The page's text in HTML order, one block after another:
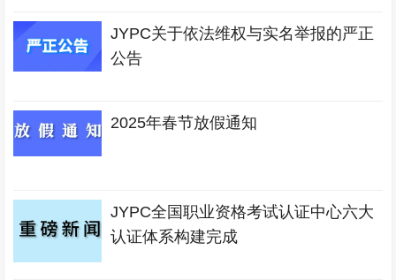
JYPC关于依法维权与实名举报的严正
公告
2025年春节放假通知
JYPC全国职业资格考试认证中心六大
认证体系构建完成